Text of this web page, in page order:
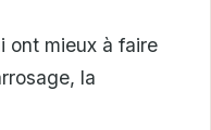
ont mieux à faire
la